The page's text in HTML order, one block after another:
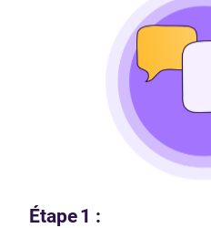
Étape 1 :